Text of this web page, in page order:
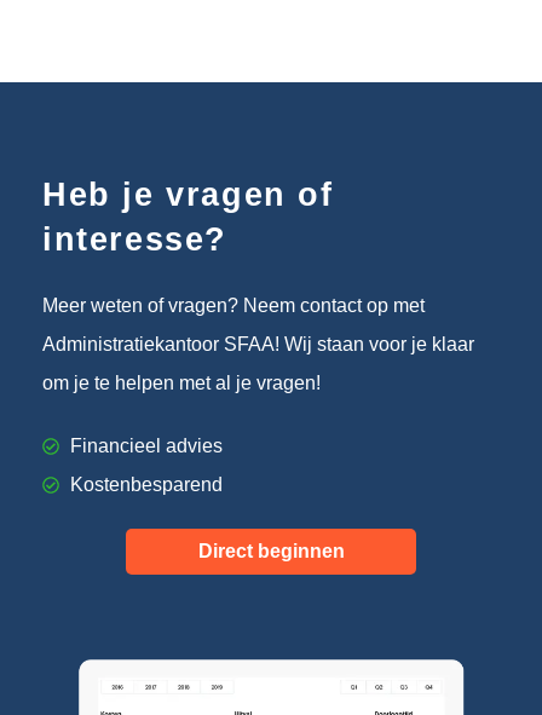
Heb je vragen of
interesse?
Meer weten of vragen? Neem contact op met
Administratiekantoor SFAA! Wij staan voor je klaar
om je te helpen met al je vragen!
Financieel advies
Kostenbesparend
Direct beginnen